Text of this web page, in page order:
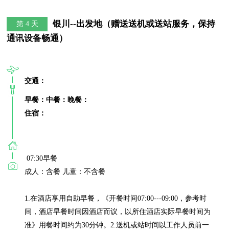
第 4 天
银川--出发地（赠送送机或送站服务，保持
通讯设备畅通）
交通：
早餐：中餐：晚餐：
住宿：
07:30早餐
成人：含餐 儿童：不含餐
1.在酒店享用自助早餐，《开餐时间07:00---09:00，参考时
间，酒店早餐时间因酒店而议，以所住酒店实际早餐时间为
准》用餐时间约为30分钟。2.送机或站时间以工作人员前一